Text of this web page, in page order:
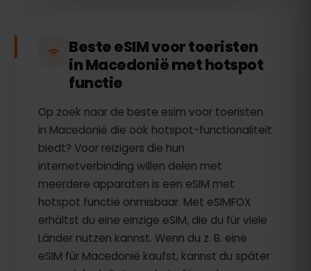
Beste eSIM voor toeristen
in Macedonië met hotspot
functie
Op zoek naar de beste esim voor toeristen
in Macedonië die ook hotspot-functionaliteit
biedt? Voor reizigers die hun
internetverbinding willen delen met
meerdere apparaten is een eSIM met
hotspot functie onmisbaar. Met eSIMFOX
erhältst du eine einzige eSIM, die du für viele
Länder nutzen kannst. Wenn du z. B. eine
eSIM für Macedonië kaufst, kannst du später